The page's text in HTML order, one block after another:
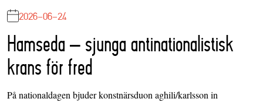
2026-06-24
Hamseda – sjunga antinationalistisk
krans för fred
På nationaldagen bjuder konstnärsduon aghili/karlsson in